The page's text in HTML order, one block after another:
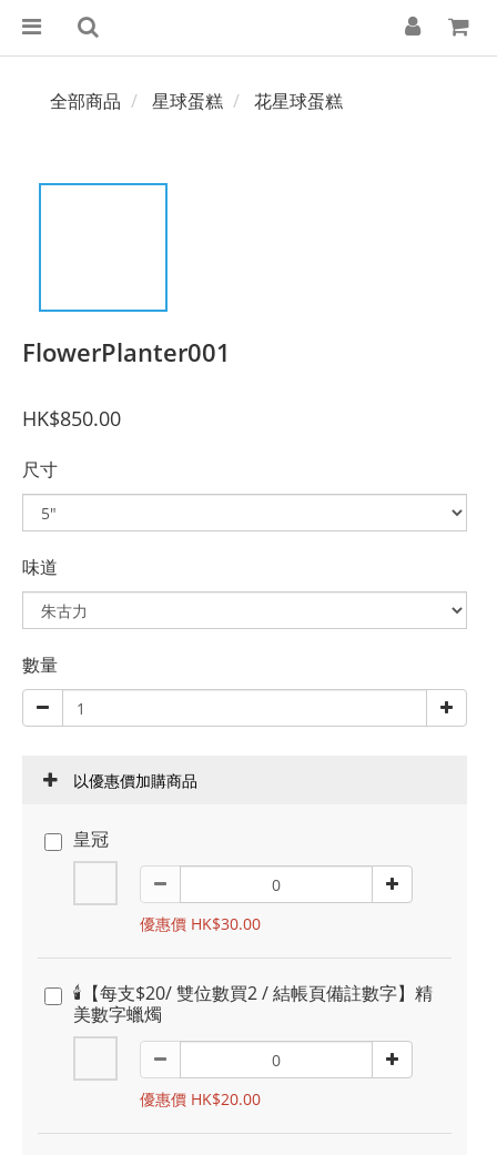
全部商品 星球蛋糕 花星球蛋糕
FlowerPlanter001
HK$850.00
尺寸
味道
數量
以優惠價加購商品
皇冠
優惠價 HK$30.00
🕯️【每支$20/ 雙位數買2 / 結帳頁備註數字】精
美數字蠟燭
優惠價 HK$20.00